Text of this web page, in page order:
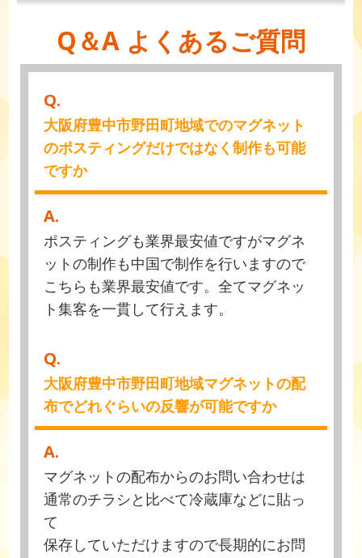
Q＆A よくあるご質問
Q.
大阪府豊中市野田町地域でのマグネット
のポスティングだけではなく制作も可能
ですか
A.
ポスティングも業界最安値ですがマグネ
ットの制作も中国で制作を行いますので
こちらも業界最安値です。全てマグネッ
ト集客を一貫して行えます。
Q.
大阪府豊中市野田町地域マグネットの配
布でどれぐらいの反響が可能ですか
A.
マグネットの配布からのお問い合わせは
通常のチラシと比べて冷蔵庫などに貼っ
て
保存していただけますので長期的にお問